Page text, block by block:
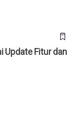
Update Fitur dan